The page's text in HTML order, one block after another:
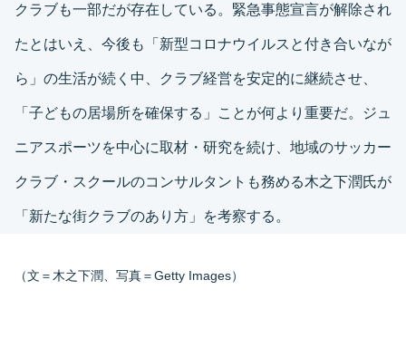
クラブも一部だが存在している。緊急事態宣言が解除され
たとはいえ、今後も「新型コロナウイルスと付き合いなが
ら」の生活が続く中、クラブ経営を安定的に継続させ、
「子どもの居場所を確保する」ことが何より重要だ。ジュ
ニアスポーツを中心に取材・研究を続け、地域のサッカー
クラブ・スクールのコンサルタントも務める木之下潤氏が
「新たな街クラブのあり方」を考察する。
（文＝木之下潤、写真＝Getty Images）